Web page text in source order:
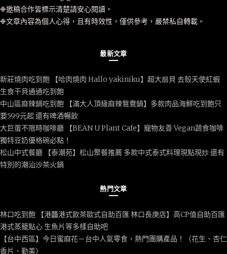
❉邀稿合作皆標示清楚請安心閱讀。
❉文章內容為個人心得，且有時效性，僅供參考，嚴禁私自轉載。
最新文章
新莊燒肉吃到飽 【哈肉燒肉 Hallo yakiniku】超大扇貝 去殼天使紅蝦
生食干貝通通吃到飽
中山區麻辣鍋吃到飽 【滿大人頂級麻辣鴛鴦鍋】多款肉品海鮮吃到飽只
要599元起 還有啤酒暢飲
大巨蛋不限時咖啡廳 【BEAN U Plant Cafe】寵物友善 Vegan蔬食咖啡
獨特豆奶優格碗必點！
松山中式餐廳 【泰潮苑】松山聚餐推薦 多款中式泰式料理現點現炒 還有
特別的潮汕沙茶火鍋
熱門文章
林口吃到飽 【港龘港式飲茶歐式自助百匯 林口長庚店】高CP值自助百匯
港式蒸籠點心 生魚片等多樣自助吧
【台中西區】今日蜜麻花－台中人氣零食，熱門團購產品！（花生、杏仁
香片、勤美）